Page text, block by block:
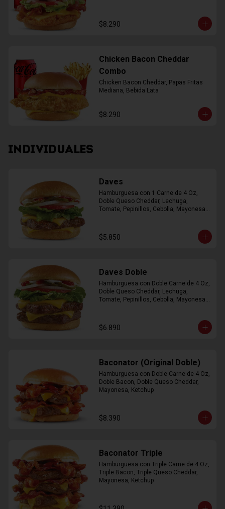
$8.290
Chicken Bacon Cheddar
Combo
Chicken Bacon Cheddar, Papas Fritas
Mediana, Bebida Lata
$8.290
INDIVIDUALES
Daves
Hamburguesa con 1 Carne de 4 Oz,
Doble Queso Cheddar, Lechuga,
Tomate, Pepinillos, Cebolla, Mayonesa,
$5.850
Daves Doble
Hamburguesa con Doble Carne de 4 Oz,
Doble Queso Cheddar, Lechuga,
Tomate, Pepinillos, Cebolla, Mayonesa,
$6.890
Baconator (Original Doble)
Hamburguesa con Doble Carne de 4 Oz,
Doble Bacon, Doble Queso Cheddar,
Mayonesa, Ketchup
$8.390
Baconator Triple
Hamburguesa con Triple Carne de 4 Oz,
Triple Bacon, Triple Queso Cheddar,
Mayonesa, Ketchup